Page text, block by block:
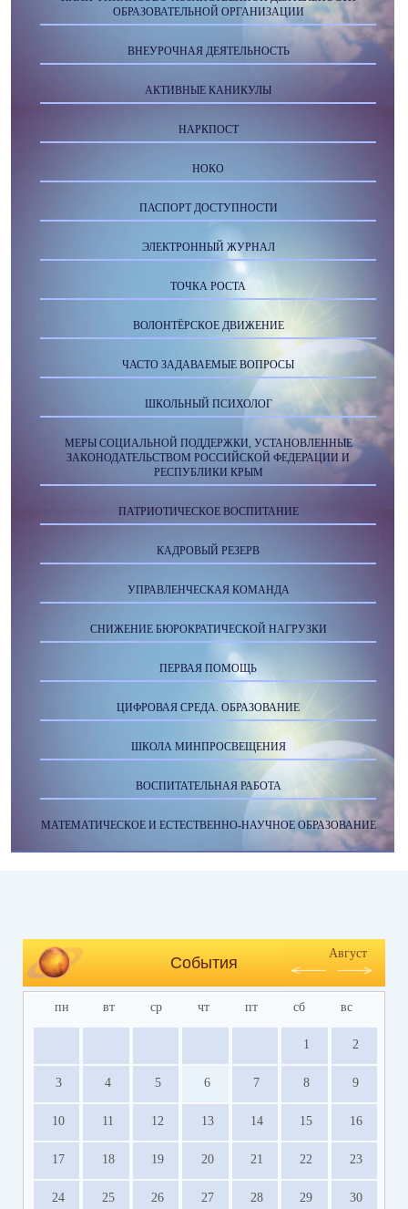
ОБРАЗОВАТЕЛЬНОЙ ОРГАНИЗАЦИИ
ВНЕУРОЧНАЯ ДЕЯТЕЛЬНОСТЬ
АКТИВНЫЕ КАНИКУЛЫ
НАРКПОСТ
НОКО
ПАСПОРТ ДОСТУПНОСТИ
ЭЛЕКТРОННЫЙ ЖУРНАЛ
ТОЧКА РОСТА
ВОЛОНТЁРСКОЕ ДВИЖЕНИЕ
ЧАСТО ЗАДАВАЕМЫЕ ВОПРОСЫ
ШКОЛЬНЫЙ ПСИХОЛОГ
МЕРЫ СОЦИАЛЬНОЙ ПОДДЕРЖКИ, УСТАНОВЛЕННЫЕ
ЗАКОНОДАТЕЛЬСТВОМ РОССИЙСКОЙ ФЕДЕРАЦИИ И
РЕСПУБЛИКИ КРЫМ
ПАТРИОТИЧЕСКОЕ ВОСПИТАНИЕ
КАДРОВЫЙ РЕЗЕРВ
УПРАВЛЕНЧЕСКАЯ КОМАНДА
СНИЖЕНИЕ БЮРОКРАТИЧЕСКОЙ НАГРУЗКИ
ПЕРВАЯ ПОМОЩЬ
ЦИФРОВАЯ СРЕДА. ОБРАЗОВАНИЕ
ШКОЛА МИНПРОСВЕЩЕНИЯ
ВОСПИТАТЕЛЬНАЯ РАБОТА
МАТЕМАТИЧЕСКОЕ И ЕСТЕСТВЕННО-НАУЧНОЕ ОБРАЗОВАНИЕ
События
Август
пн вт ср чт пт сб вс
1 2
3 4 5 6 7 8 9
10 11 12 13 14 15 16
17 18 19 20 21 22 23
24 25 26 27 28 29 30